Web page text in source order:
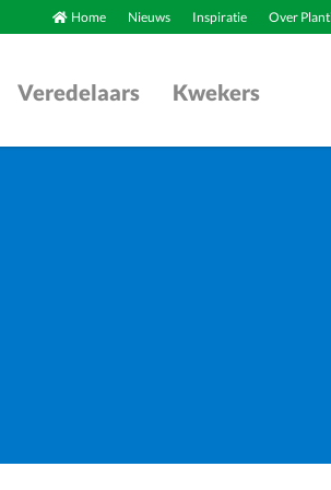
Home Nieuws Inspiratie Over
Veredelaars Kwekers